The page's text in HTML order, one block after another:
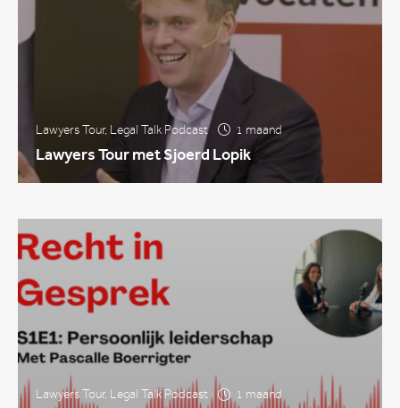
Lawyers Tour, Legal Talk Podcast 1 maand
Lawyers Tour met Sjoerd Lopik
Lawyers Tour, Legal Talk Podcast 1 maand